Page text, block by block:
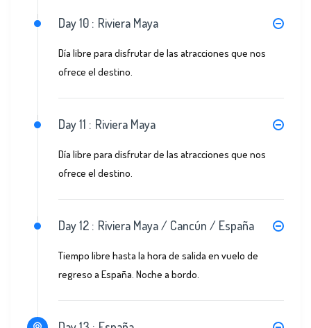
Day 10 : Riviera Maya
Día libre para disfrutar de las atracciones que nos
ofrece el destino.
Day 11 : Riviera Maya
Día libre para disfrutar de las atracciones que nos
ofrece el destino.
Day 12 : Riviera Maya / Cancún / España
Tiempo libre hasta la hora de salida en vuelo de
regreso a España. Noche a bordo.